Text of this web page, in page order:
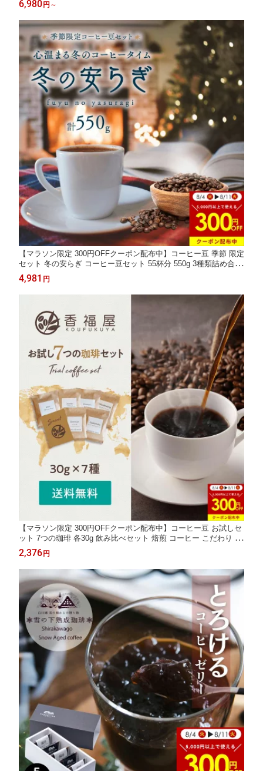
コーヒーセット ドリップコーヒー通販 パック かわいい
6,980 円 ～
【マラソン限定 300円OFFクーポン配布中】コーヒー豆 季節 限定
セット 冬の安らぎ コーヒー豆セット 55杯分 550g 3種類詰め合わ
せ コーヒーセット 珈琲豆 プレミアムコーヒー 岐阜 香福屋 COFF
EE おうちのコーヒー ケニアマサイAA
4,981 円
【マラソン限定 300円OFFクーポン配布中】コーヒー豆 お試しセ
ット 7つの珈琲 各30g 飲み比べセット 焙煎 コーヒー こだわり 珈
琲豆 ブラジル キリマンジャロ グアテマラ マンデリン コロンビア
お試しコーヒー コーヒー豆 飲み比べ コーヒー
2,376 円